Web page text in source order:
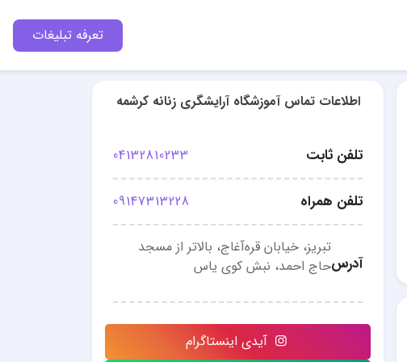
تعرفه تبلیغات
اطلاعات تماس آموزشگاه آرایشگری زنانه کرشمه
تلفن ثابت 04132810233
تلفن همراه 09147313228
آدرس
تبریز، خیابان قره‌آغاج، بالاتر از مسجد
حاج احمد، نبش کوی یاس
آیدی اینستاگرام